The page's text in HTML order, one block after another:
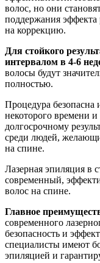
волос, но они
поддержания эффекта
на коррекцию.
Для стойкого
интервалом в 4-6
волосы будут
полностью.
Процедура безопасна
некоторого времени
долгосрочному
среди людей,
на спине.
Лазерная эпиляция в
современный,
волос на спине.
Главное
современного
безопасность и
специалисты имеют
эпиляцией и